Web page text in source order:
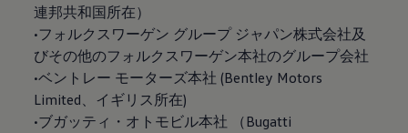
連邦共和国所在）
•フォルクスワーゲン グループ ジャパン株式会社及
びその他のフォルクスワーゲン本社のグループ会社
•ベントレー モーターズ本社 (Bentley Motors
Limited、イギリス所在)
•ブガッティ・オトモビル本社 （Bugatti